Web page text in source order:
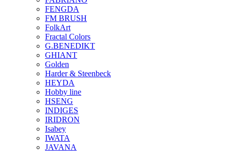
FENGDA
FM BRUSH
FolkArt
Fractal Colors
G.BENEDIKT
GHIANT
Golden
Harder & Steenbeck
HEYDA
Hobby line
HSENG
INDIGES
IRIDRON
Isabey
IWATA
JAVANA